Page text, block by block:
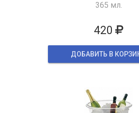
365 мл.
420
ДОБАВИТЬ В